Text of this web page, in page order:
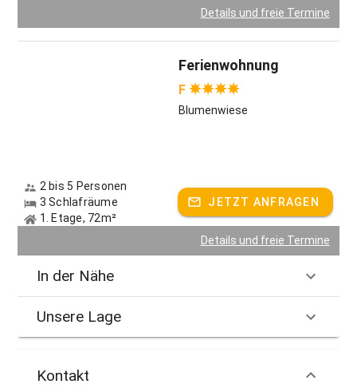
Details und freie Termine
Ferienwohnung
F
Blumenwiese
2 bis 5 Personen
3 Schlafräume
1. Etage, 72m²
JETZT ANFRAGEN
Details und freie Termine
In der Nähe
Unsere Lage
Kontakt